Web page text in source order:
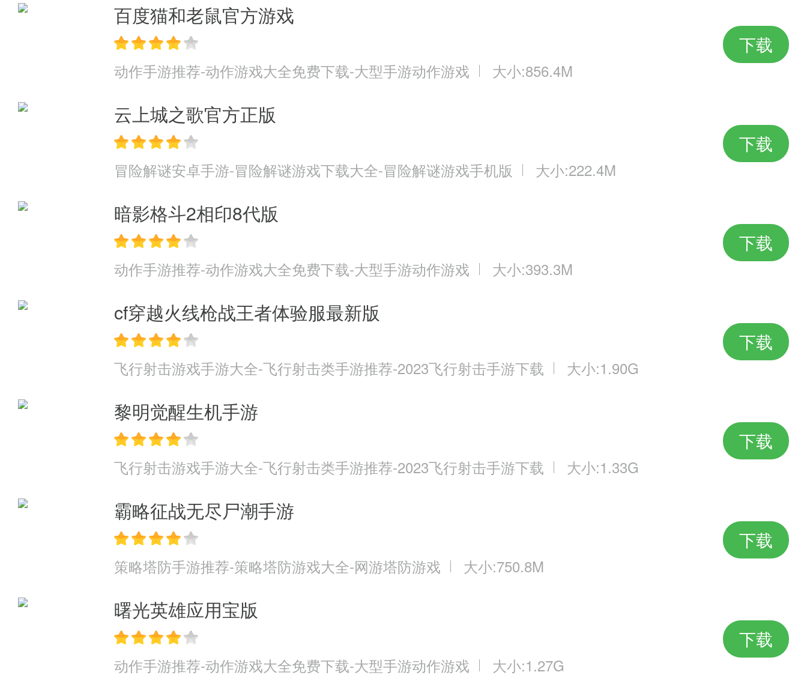
百度猫和老鼠官方游戏
动作手游推荐-动作游戏大全免费下载-大型手游动作游戏 大小:856.4M
下载
云上城之歌官方正版
冒险解谜安卓手游-冒险解谜游戏下载大全-冒险解谜游戏手机版 大小:222.4M
下载
暗影格斗2相印8代版
动作手游推荐-动作游戏大全免费下载-大型手游动作游戏 大小:393.3M
下载
cf穿越火线枪战王者体验服最新版
飞行射击游戏手游大全-飞行射击类手游推荐-2023飞行射击手游下载 大小:1.90G
下载
黎明觉醒生机手游
飞行射击游戏手游大全-飞行射击类手游推荐-2023飞行射击手游下载 大小:1.33G
下载
霸略征战无尽尸潮手游
策略塔防手游推荐-策略塔防游戏大全-网游塔防游戏 大小:750.8M
下载
曙光英雄应用宝版
动作手游推荐-动作游戏大全免费下载-大型手游动作游戏 大小:1.27G
下载